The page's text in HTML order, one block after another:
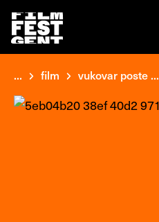
... film vukovar poste ...